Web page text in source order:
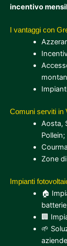
incentivo
I vantaggi con
Comuni serviti in
Aosta,
Pollein;
Zone
Impianti
🏠
🏢
🌱